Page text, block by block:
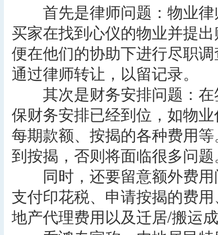
首先是律师问题：物业律
买家在找到心仪的物业并提
便在他们的协助下进行尽职
通过律师转让，以留记录。
其次是财务安排问题：在
保财务安排已经到位，如物
每期款额、按揭的各种费用
到按揭，否则将面临很多问
同时，还要留意额外费用
支付印花税、申请按揭的费
地产代理费用以及迁居/搬运